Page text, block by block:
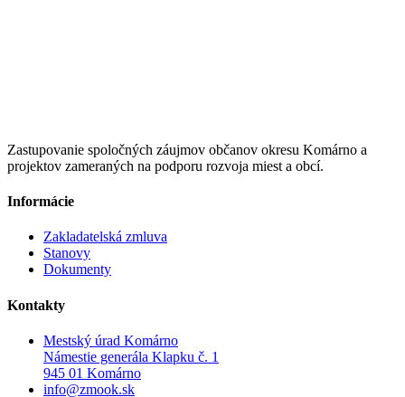
Zastupovanie spoločných záujmov občanov okresu Komárno a
projektov zameraných na podporu rozvoja miest a obcí.
Informácie
Zakladatelská zmluva
Stanovy
Dokumenty
Kontakty
Mestský úrad Komárno
Námestie generála Klapku č. 1
945 01 Komárno
info@zmook.sk